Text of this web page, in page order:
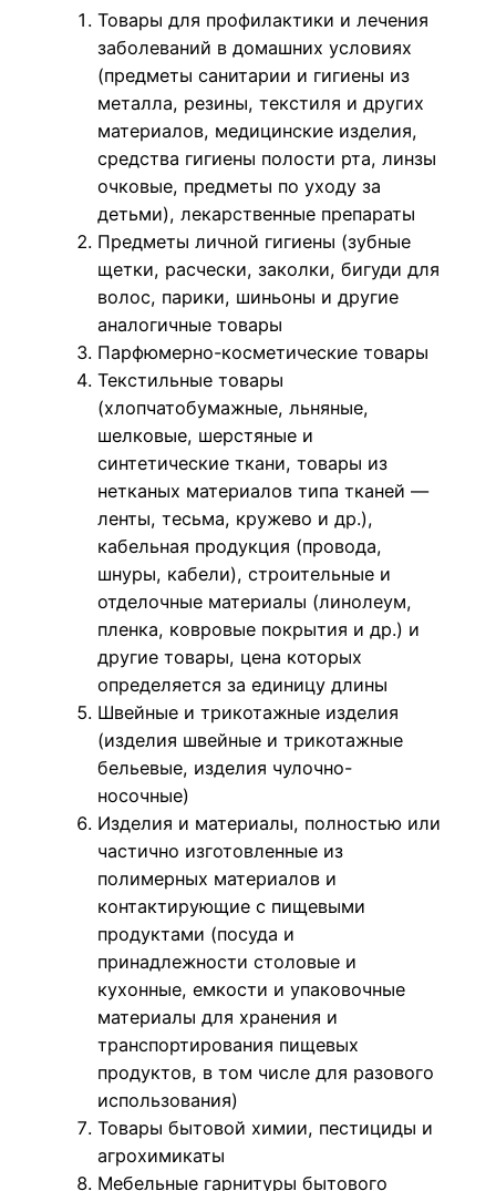
Товары для профилактики и лечения
заболеваний в домашних условиях
(предметы санитарии и гигиены из
металла, резины, текстиля и других
материалов, медицинские изделия,
средства гигиены полости рта, линзы
очковые, предметы по уходу за
детьми), лекарственные препараты
Предметы личной гигиены (зубные
щетки, расчески, заколки, бигуди для
волос, парики, шиньоны и другие
аналогичные товары
Парфюмерно-косметические товары
Текстильные товары
(хлопчатобумажные, льняные,
шелковые, шерстяные и
синтетические ткани, товары из
нетканых материалов типа тканей —
ленты, тесьма, кружево и др.),
кабельная продукция (провода,
шнуры, кабели), строительные и
отделочные материалы (линолеум,
пленка, ковровые покрытия и др.) и
другие товары, цена которых
определяется за единицу длины
Швейные и трикотажные изделия
(изделия швейные и трикотажные
бельевые, изделия чулочно-
носочные)
Изделия и материалы, полностью или
частично изготовленные из
полимерных материалов и
контактирующие с пищевыми
продуктами (посуда и
принадлежности столовые и
кухонные, емкости и упаковочные
материалы для хранения и
транспортирования пищевых
продуктов, в том числе для разового
использования)
Товары бытовой химии, пестициды и
агрохимикаты
Мебельные гарнитуры бытового